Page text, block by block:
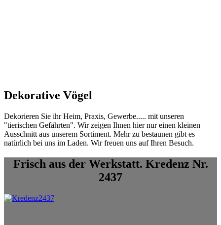
Dekorative Vögel
Dekorieren Sie ihr Heim, Praxis, Gewerbe..... mit unseren
"tierischen Gefährten". Wir zeigen Ihnen hier nur einen kleinen
Ausschnitt aus unserem Sortiment. Mehr zu bestaunen gibt es
natürlich bei uns im Laden. Wir freuen uns auf Ihren Besuch.
Frisch aus der Werkstatt. Kredenz Nr.
2437